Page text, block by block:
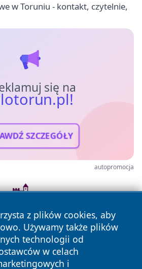
w Toruniu - kontakt, czytelnie,
się na
SZCZEGÓŁY
autopromocja
z plików cookies, aby
Używamy także plików
technologii od
w celach
i